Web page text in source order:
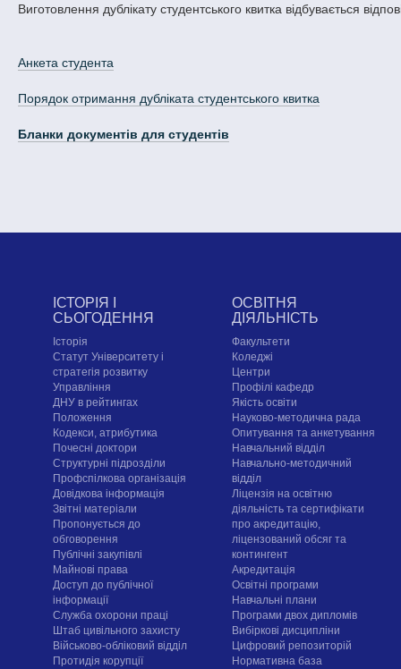
Виготовлення дублікату студентського квитка відбувається
Анкета студента
Порядок отримання дубліката студентського квитка
Бланки документів для студентів
ІСТОРІЯ І
СЬОГОДЕННЯ
Історія
Статут Університету і
стратегія розвитку
Управління
ДНУ в рейтингах
Положення
Кодекси, атрибутика
Почесні доктори
Структурні підрозділи
Профспілкова організація
Довідкова інформація
Звітні матеріали
Пропонується до
обговорення
Публічні закупівлі
Майнові права
Доступ до публічної
інформації
Служба охорони праці
Штаб цивільного захисту
Військово-обліковий відділ
Протидія корупції
ОСВІТНЯ
ДІЯЛЬНІСТЬ
Факультети
Коледжі
Центри
Профілі кафедр
Якість освіти
Науково-методична рада
Опитування та анкетування
Навчальний відділ
Навчально-методичний
відділ
Ліцензія на освітню
діяльність та сертифікати
про акредитацію,
ліцензований обсяг та
контингент
Акредитація
Освітні програми
Навчальні плани
Програми двох дипломів
Вибіркові дисципліни
Цифровий репозиторій
Нормативна база